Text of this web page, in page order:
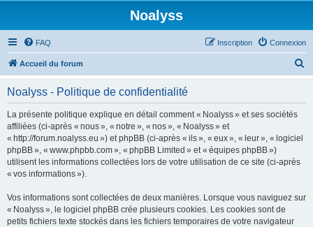
Noalyss
FAQ Connexion
Inscription
Accueil du forum
e
Noalyss - Politique de confidentialité
La présente politique explique en détail comment « Noalyss » et ses sociétés
affiliées (ci-après « nous », « notre », « nos », « Noalyss » et
« http://forum.noalyss.eu ») et phpBB (ci-après « ils », « eux », « leur », « logiciel
phpBB », « www.phpbb.com », « phpBB Limited » et « équipes phpBB »)
utilisent les informations collectées lors de votre utilisation de ce site (ci-après
« vos informations »).
Vos informations sont collectées de deux manières. Lorsque vous naviguez sur
« Noalyss », le logiciel phpBB crée plusieurs cookies. Les cookies sont de
petits fichiers texte stockés dans les fichiers temporaires de votre navigateur